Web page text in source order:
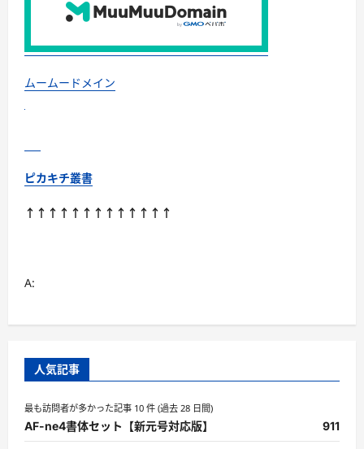
い
ま
【Cote
a
に
読
ムームードメイン
ピカキチ叢書
↑↑↑↑↑↑↑↑↑↑↑↑↑
A:
人気記事
最も訪問者が多かった記事 10 件 (過去 28 日間)
AF-ne4書体セット【新元号対応版】 911